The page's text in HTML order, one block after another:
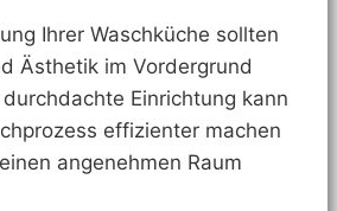
Ihrer Waschküche sollten
Ästhetik im Vordergrund
Einrichtung kann
effizienter machen
angenehmen Raum